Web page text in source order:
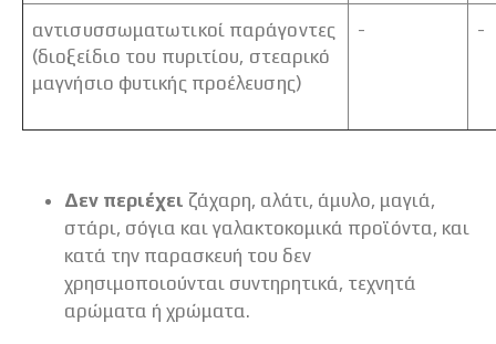
αντισυσσωματωτικοί παράγοντες
(διοξείδιο του πυριτίου, στεαρικό
μαγνήσιο φυτικής προέλευσης)
- -
Δεν περιέχει ζάχαρη, αλάτι, άμυλο, μαγιά,
στάρι, σόγια και γαλακτοκομικά προϊόντα, και
κατά την παρασκευή του δεν
χρησιμοποιούνται συντηρητικά, τεχνητά
αρώματα ή χρώματα.